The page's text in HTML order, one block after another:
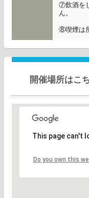
⑦飲酒を
ん。
⑧喫煙は
開催場所はこ
This page can't
Do you own this